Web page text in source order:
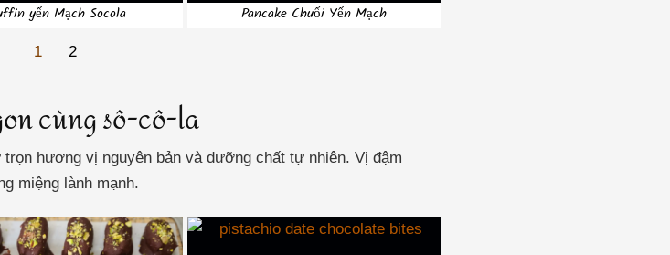
yến Mạch Socola Pancake Chuối Yến Mạch
1 2
cùng sô-cô-la
hương vị nguyên bản và dưỡng chất tự nhiên. Vị đậm
miệng lành mạnh.